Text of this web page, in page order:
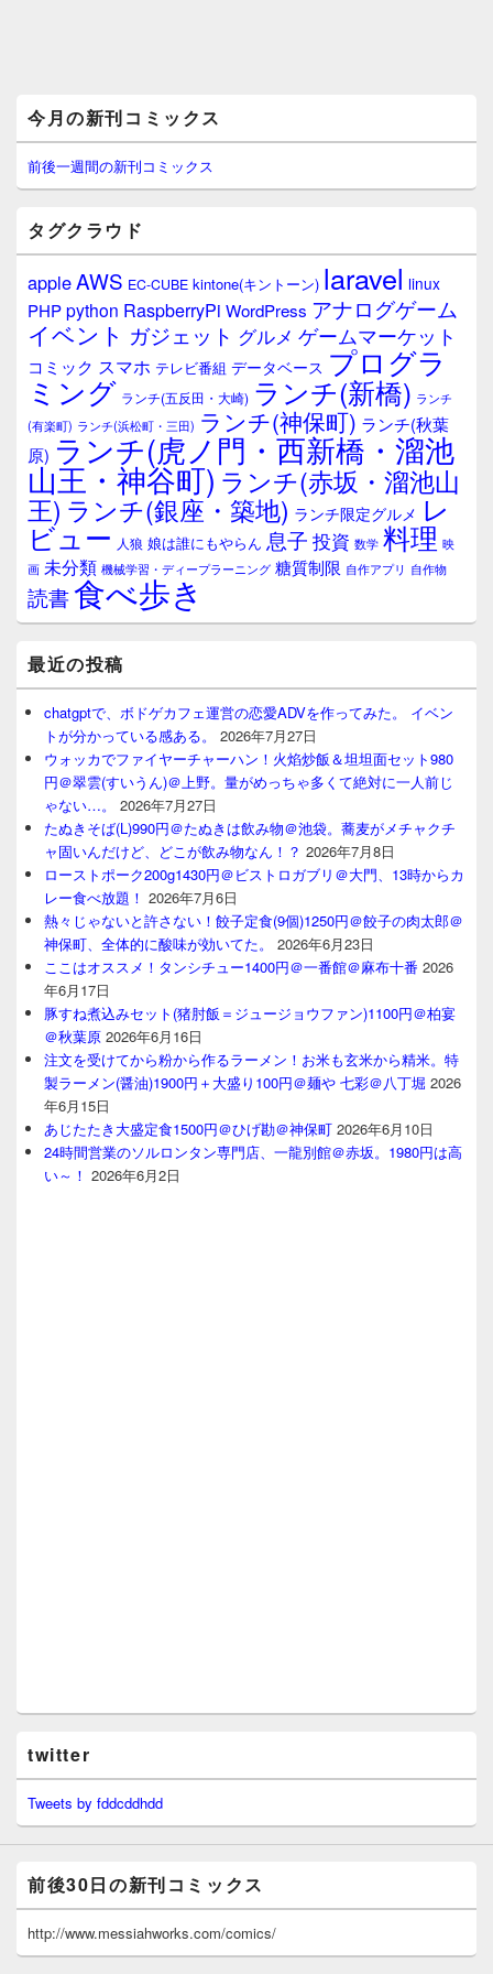
イ
ン
サ
イ
ウ
ィ
ジ
ェ
ア
今月の新刊コミックス
前後一週間の新刊コミックス
タグクラウド
appleAWS EC-CUBE kintone(キントーン) laravel linux
PHPpython RaspberryPi WordPress アナログゲーム
イベント ガジェット グルメ ゲームマーケット
コミック スマホ テレビ番組 データベース プログラ
ミング ランチ(五反田・大崎) ランチ(新橋) ランチ
(有楽町) ランチ(浜松町・三田) ランチ(神保町) ランチ(秋葉
原) ランチ(虎ノ門・西新橋・溜池
山王・神谷町) ランチ(赤坂・溜池山
王) ランチ(銀座・築地) ランチ限定グルメ レ
ビュー 人狼 娘は誰にもやらん 息子 投資 数学 料理 映
画 未分類 機械学習・ディープラーニング 糖質制限 自作アプリ 自作物
読書食べ歩き
最近の投稿
chatgptで、ボドゲカフェ運営の恋愛ADVを作ってみた。 イベン
トが分かっている感ある。
2026年7月27日
ウォッカでファイヤーチャーハン！火焰炒飯＆坦坦面セット980
円＠翠雲(すいうん)＠上野。量がめっちゃ多くて絶対に一人前じ
ゃない…。
2026年7月27日
たぬきそば(L)990円＠たぬきは飲み物＠池袋。蕎麦がメチャクチ
ャ固いんだけど、どこが飲み物なん！？ 2026年7月8日
ローストポーク200g1430円＠ビストロガブリ＠大門、13時からカ
レー食べ放題！ 2026年7月6日
熱々じゃないと許さない！餃子定食(9個)1250円＠餃子の肉太郎＠
神保町、全体的に酸味が効いてた。
2026年6月23日
ここはオススメ！タンシチュー1400円＠一番館＠麻布十番 2026
年6月17日
豚すね煮込みセット(猪肘飯＝ジュージョウファン)1100円＠柏宴
＠秋葉原 2026年6月16日
注文を受けてから粉から作るラーメン！お米も玄米から精米。特
製ラーメン(醤油)1900円＋大盛り100円＠麺や 七彩＠八丁堀 2026
年6月15日
あじたたき大盛定食1500円＠ひげ勘＠神保町 2026年6月10日
24時間営業のソルロンタン専門店、一龍別館＠赤坂。1980円は高
い～！ 2026年6月2日
twitter
Tweets by fddcddhdd
前後30日の新刊コミックス
http://www.messiahworks.com/comics/